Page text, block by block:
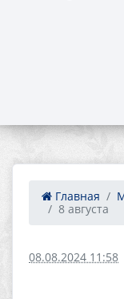
Главная
8 августа
08.08.2024 11:58